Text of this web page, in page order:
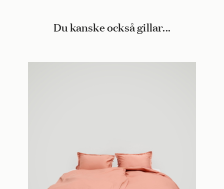
Du kanske också gillar...